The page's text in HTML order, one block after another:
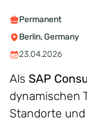
Permanent
Berlin, Germany
23.04.2026
Als SAP
dynamischen
Standorte